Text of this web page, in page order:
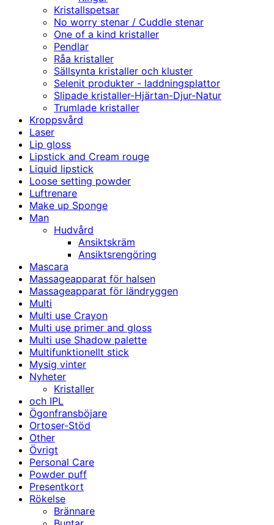
Kristallspetsar
No worry stenar / Cuddle stenar
One of a kind kristaller
Pendlar
Råa kristaller
Sällsynta kristaller och kluster
Selenit produkter - laddningsplattor
Slipade kristaller-Hjärtan-Djur-Natur
Trumlade kristaller
Kroppsvård
Laser
Lip gloss
Lipstick and Cream rouge
Liquid lipstick
Loose setting powder
Luftrenare
Make up Sponge
Man
Hudvård
Ansiktskräm
Ansiktsrengöring
Mascara
Massageapparat för halsen
Massageapparat för ländryggen
Multi
Multi use Crayon
Multi use primer and gloss
Multi use Shadow palette
Multifunktionellt stick
Mysig vinter
Nyheter
Kristaller
och IPL
Ögonfransböjare
Ortoser-Stöd
Other
Övrigt
Personal Care
Powder puff
Presentkort
Rökelse
Brännare